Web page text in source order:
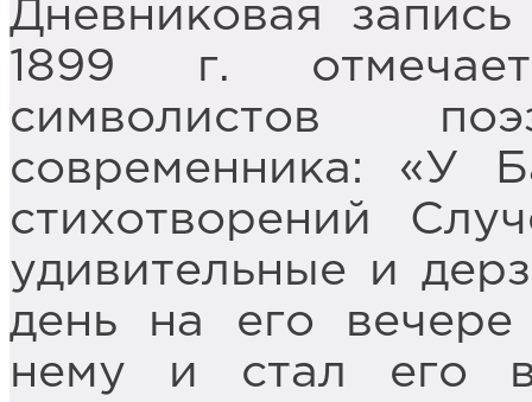
Дневниковая
1899 г.
символистов
современника: «У
стихотворений
удивительные и
день на его
нему и стал его